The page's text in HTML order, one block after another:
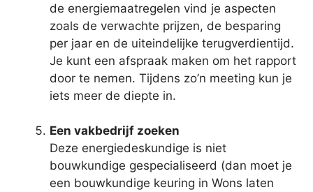
de energiemaatregelen vind je aspecten
zoals de verwachte prijzen, de besparing
per jaar en de uiteindelijke terugverdientijd.
Je kunt een afspraak maken om het rapport
door te nemen. Tijdens zo’n meeting kun je
iets meer de diepte in.
Een vakbedrijf zoeken
Deze energiedeskundige is niet
bouwkundige gespecialiseerd (dan moet je
een bouwkundige keuring in Wons laten